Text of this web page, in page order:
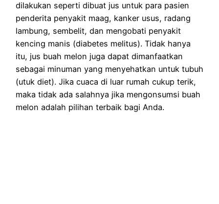
dilakukan seperti dibuat jus untuk para pasien
penderita penyakit maag, kanker usus, radang
lambung, sembelit, dan mengobati penyakit
kencing manis (diabetes melitus). Tidak hanya
itu, jus buah melon juga dapat dimanfaatkan
sebagai minuman yang menyehatkan untuk tubuh
(utuk diet). Jika cuaca di luar rumah cukup terik,
maka tidak ada salahnya jika mengonsumsi buah
melon adalah pilihan terbaik bagi Anda.